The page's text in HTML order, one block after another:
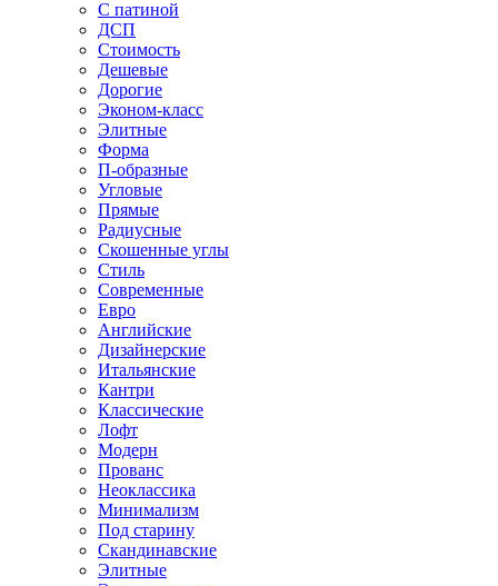
С патиной
ДСП
Стоимость
Дешевые
Дорогие
Эконом-класс
Элитные
Форма
П-образные
Угловые
Прямые
Радиусные
Скошенные углы
Стиль
Современные
Евро
Английские
Дизайнерские
Итальянские
Кантри
Классические
Лофт
Модерн
Прованс
Неоклассика
Минимализм
Под старину
Скандинавские
Элитные